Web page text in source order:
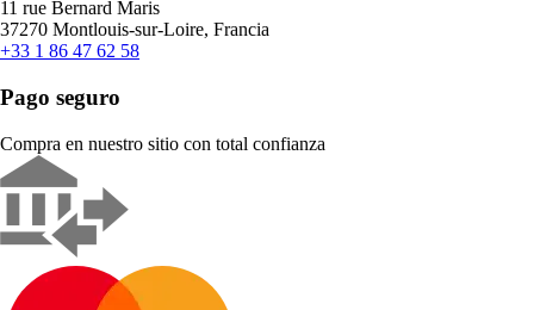
11 rue Bernard Maris
37270 Montlouis-sur-Loire, Francia
+33 1 86 47 62 58
Pago seguro
Compra en nuestro sitio con total confianza